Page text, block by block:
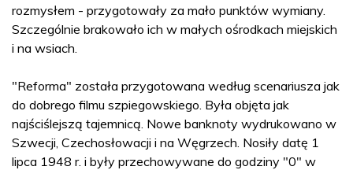
rozmysłem - przygotowały za mało punktów wymiany.
Szczególnie brakowało ich w małych ośrodkach miejskich
i na wsiach.
"Reforma" została przygotowana według scenariusza jak
do dobrego filmu szpiegowskiego. Była objęta jak
najściślejszą tajemnicą. Nowe banknoty wydrukowano w
Szwecji, Czechosłowacji i na Węgrzech. Nosiły datę 1
lipca 1948 r. i były przechowywane do godziny "0" w